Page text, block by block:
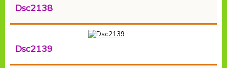
Dsc2138
Dsc2139